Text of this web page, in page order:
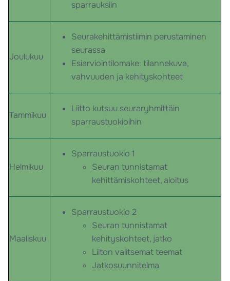
sparrauksiin
Joulukuu
Seurakehittämistiimin perustaminen
seurassa
Esiarviointilomake: tilannekuva,
vahvuuden ja kehityskohteet
Tammikuu
Liitto kutsuu seuraryhmittäin
sparraustuokioihin
Helmikuu
Sparraustuokio 1
Seuran tunnistamat
kehittämiskohteet, aloitus
Maaliskuu
Sparraustuokio 2
Seuran tunnistamat
kehityskohteet, jatko
Liiton valitsemat teemat
Jatkosuunnitelma